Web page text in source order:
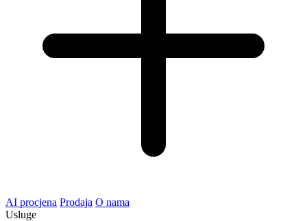
AI procjena Prodaja O nama
Usluge